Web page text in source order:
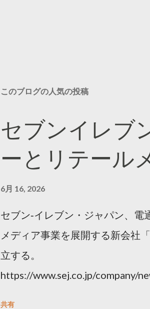
このブログの人気の投稿
セブンイレブ
ーとリテール
6月 16, 2026
セブン‐イレブン・ジャパン、
メディア事業を展開する新会社
立する。
https://www.sej.co.jp/company/
共有